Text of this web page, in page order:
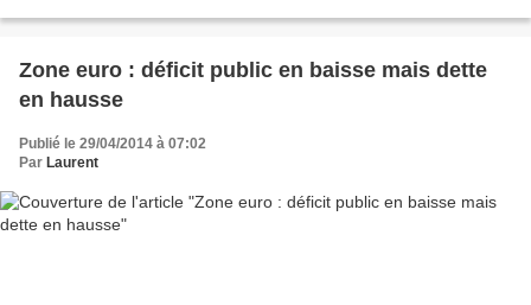
Zone euro : déficit public en baisse mais dette
en hausse
Publié le 29/04/2014 à 07:02
Par Laurent